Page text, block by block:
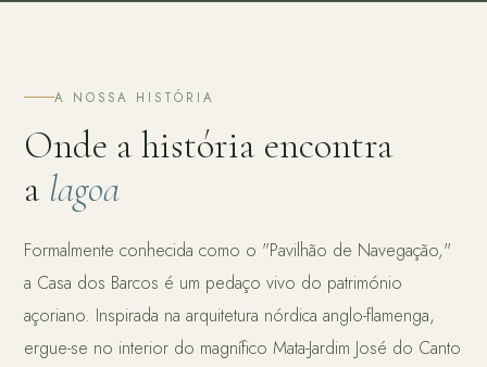
A NOSSA HISTÓRIA
Onde a história encontra
a lagoa
Formalmente conhecida como o "Pavilhão de Navegação,"
a Casa dos Barcos é um pedaço vivo do património
açoriano. Inspirada na arquitetura nórdica anglo-flamenga,
ergue-se no interior do magnífico Mata-Jardim José do Canto